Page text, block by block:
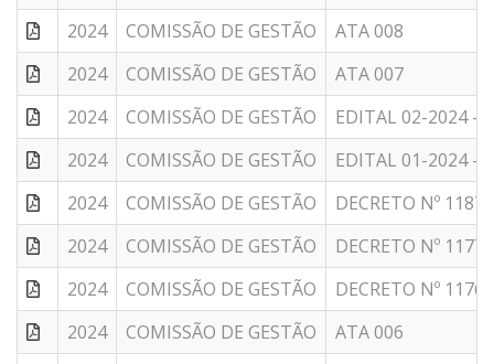
2024
COMISSÃO DE GESTÃO
ATA 008
2024
COMISSÃO DE GESTÃO
ATA 007
2024
COMISSÃO DE GESTÃO
EDITAL 02-2024 -
2024
COMISSÃO DE GESTÃO
EDITAL 01-2024 -
2024
COMISSÃO DE GESTÃO
DECRETO Nº
2024
COMISSÃO DE GESTÃO
DECRETO Nº
2024
COMISSÃO DE GESTÃO
DECRETO Nº
2024
COMISSÃO DE GESTÃO
ATA 006